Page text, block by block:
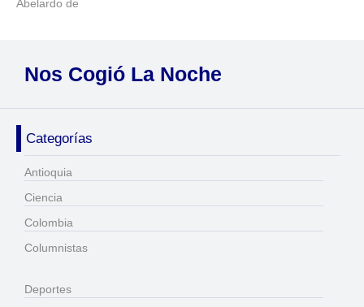
Abelardo de
Nos Cogió La Noche
Categorías
Antioquia
Ciencia
Colombia
Columnistas
Deportes